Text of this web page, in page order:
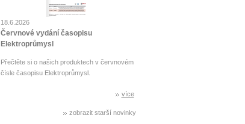
18.6.2026
Červnové vydání časopisu
Elektroprůmysl
Přečtěte si o našich produktech v červnovém
čísle časopisu Elektroprůmysl.
více
zobrazit starší novinky